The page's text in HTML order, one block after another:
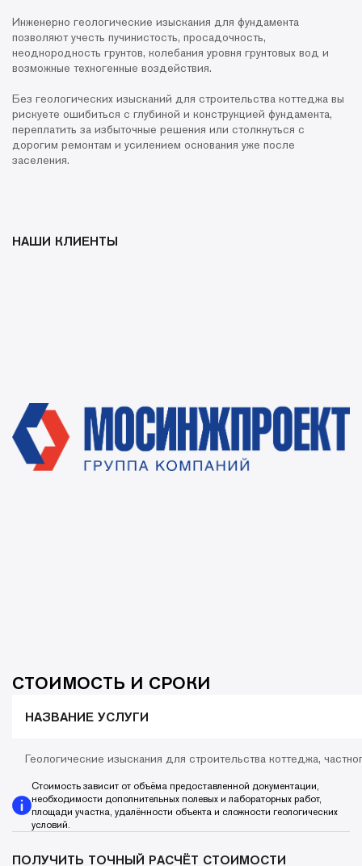
Инженерно геологические изыскания для фундамента
позволяют учесть пучинистость, просадочность,
неоднородность грунтов, колебания уровня грунтовых вод и
возможные техногенные воздействия.
Без геологических изысканий для строительства коттеджа вы
рискуете ошибиться с глубиной и конструкцией фундамента,
переплатить за избыточные решения или столкнуться с
дорогим ремонтам и усилением основания уже после
заселения.
НАШИ КЛИЕНТЫ
СТОИМОСТЬ И СРОКИ
НАЗВАНИЕ УСЛУГИ
Геологические изыскания для строительства коттеджа,
Стоимость зависит от объёма предоставленной документации,
необходимости дополнительных полевых и лабораторных работ,
площади участка, удалённости объекта и сложности геологических
условий.
ПОЛУЧИТЬ ТОЧНЫЙ РАСЧЁТ СТОИМОСТИ